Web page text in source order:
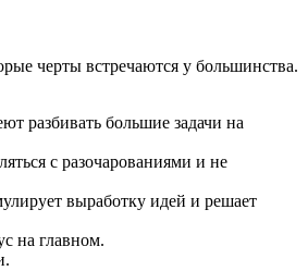
черты встречаются у большинства.
разбивать большие задачи на
с разочарованиями и не
выработку идей и решает
на главном.